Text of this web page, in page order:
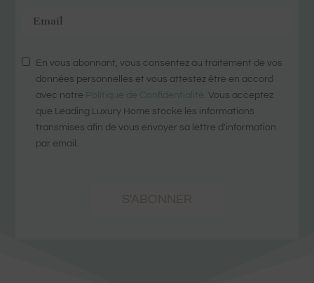
En vous abonnant, vous consentez au traitement de vos
données personnelles et vous attestez être en accord
avec notre Politique de Confidentialité . Vous acceptez
que Leading Luxury Home stocke les informations
transmises afin de vous envoyer sa lettre d'information
par email.
S'ABONNER